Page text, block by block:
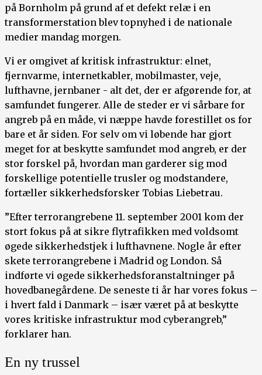
på Bornholm på grund af et defekt relæ i en
transformerstation blev topnyhed i de nationale
medier mandag morgen.
Vi er omgivet af kritisk infrastruktur: elnet,
fjernvarme, internetkabler, mobilmaster, veje,
lufthavne, jernbaner - alt det, der er afgørende for, at
samfundet fungerer. Alle de steder er vi sårbare for
angreb på en måde, vi næppe havde forestillet os for
bare et år siden. For selv om vi løbende har gjort
meget for at beskytte samfundet mod angreb, er der
stor forskel på, hvordan man garderer sig mod
forskellige potentielle trusler og modstandere,
fortæller sikkerhedsforsker Tobias Liebetrau.
”Efter terrorangrebene 11. september 2001 kom der
stort fokus på at sikre flytrafikken med voldsomt
øgede sikkerhedstjek i lufthavnene. Nogle år efter
skete terrorangrebene i Madrid og London. Så
indførte vi øgede sikkerhedsforanstaltninger på
hovedbanegårdene. De seneste ti år har vores fokus –
i hvert fald i Danmark – især været på at beskytte
vores kritiske infrastruktur mod cyberangreb,”
forklarer han.
En ny trussel